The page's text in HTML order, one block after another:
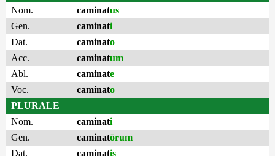
Nom.
caminatus
Gen.
caminati
Dat.
caminato
Acc.
caminatum
Abl.
caminate
Voc.
caminato
PLURALE
Nom.
caminati
Gen.
caminatōrum
Dat.
caminatis